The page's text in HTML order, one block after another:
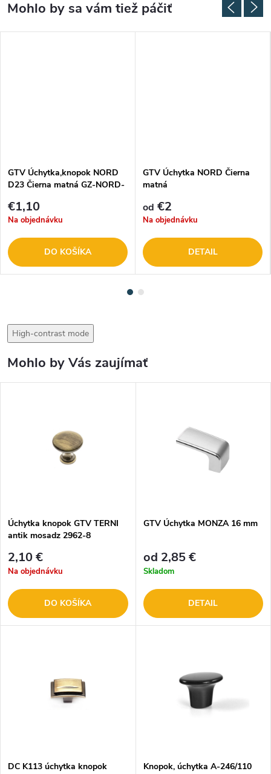
GTV Úchytka,knopok NORD
D23 Čierna matná GZ-NORD-
€1,10
Na objednávku
DO KOŠÍKA
GTV Úchytka NORD Čierna
matná
od €2
Na objednávku
DETAIL
High-contrast mode
Mohlo by Vás zaujímať
Úchytka knopok GTV TERNI
antik mosadz 2962-8
2,10 €
Na objednávku
DO KOŠÍKA
GTV Úchytka MONZA 16 mm
od 2,85 €
Skladom
DETAIL
DC K113 úchytka knopok Knopok, úchytka A-246/110